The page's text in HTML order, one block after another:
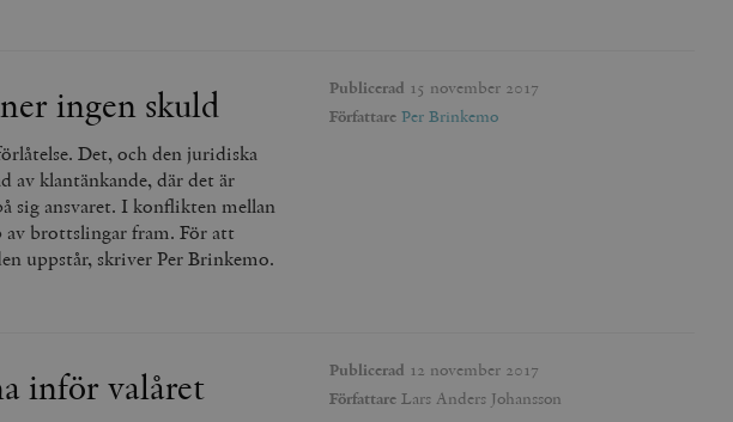
ingen skuld
Det, och den juridiska
klantänkande, där det är
sig ansvaret. I konflikten mellan
av brottslingar fram. För att
uppstår, skriver Per Brinkemo.
Publicerad 15 november 2017
Författare Per Brinkemo
inför valåret Publicerad 12 november 2017
Författare Lars Anders Johansson